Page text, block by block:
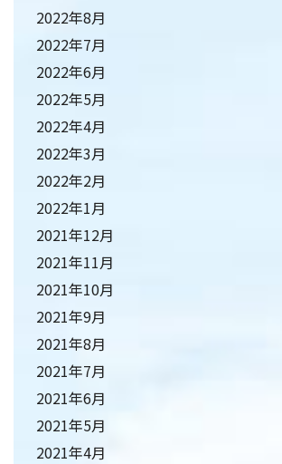
2022年8月
2022年7月
2022年6月
2022年5月
2022年4月
2022年3月
2022年2月
2022年1月
2021年12月
2021年11月
2021年10月
2021年9月
2021年8月
2021年7月
2021年6月
2021年5月
2021年4月